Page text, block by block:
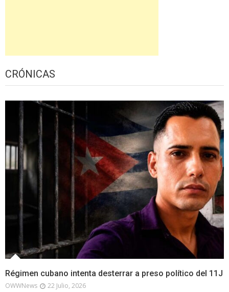
CRÓNICAS
Régimen cubano intenta desterrar a preso político del 11J
OWWNews 22 Julio, 2026